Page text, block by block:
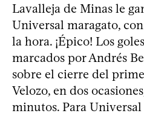
Lavalleja de Minas le
Universal maragato,
la hora. ¡Épico! Los
marcados por Andrés
sobre el cierre del
Velozo, en dos
minutos. Para